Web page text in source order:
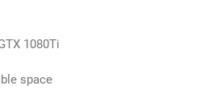
1080Ti
space